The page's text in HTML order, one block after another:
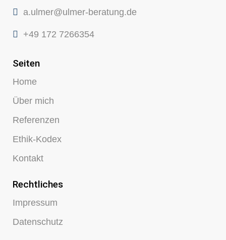
a.ulmer@ulmer-beratung.de
+49 172 7266354
Seiten
Home
Über mich
Referenzen
Ethik-Kodex
Kontakt
Rechtliches
Impressum
Datenschutz